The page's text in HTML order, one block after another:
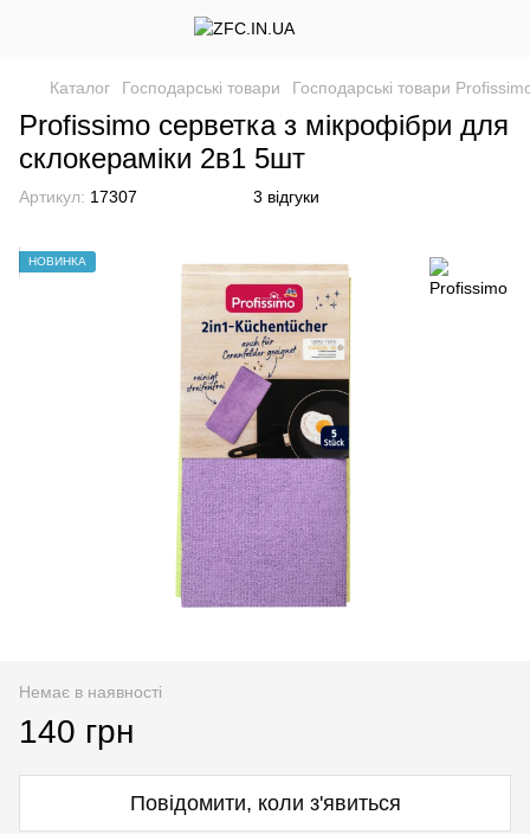
Каталог Господарські товари Господарські товари
Profissimo серветка з мікрофібри для
склокераміки 2в1 5шт
Артикул: 17307 3 відгуки
НОВИНКА
Немає в наявності
140 грн
Повідомити, коли з'явиться